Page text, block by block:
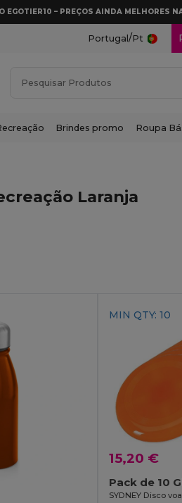
– PREÇOS AINDA MELHORES
Portugal /Pt
Brindes promo Roupa
Laranja
MIN QTY: 10
15,20 €
Pack de 10
SYDNEY Disco